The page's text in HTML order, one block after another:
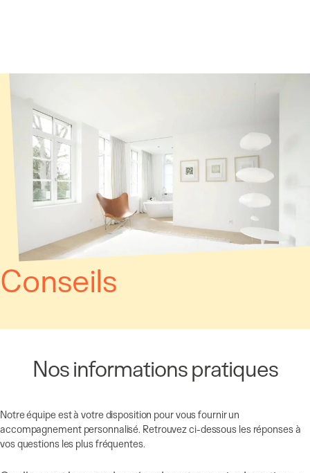
Conseils
Nos informations pratiques
Notre équipe est à votre disposition pour vous fournir un
accompagnement personnalisé. Retrouvez ci-dessous les réponses à
vos questions les plus fréquentes.